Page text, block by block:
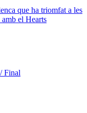
que ha triomfat a les
amb el Hearts
Final